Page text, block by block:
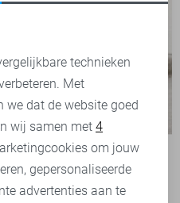
TQ Amsterdam Blazer
119,99
technieken
Met
we dat de website goed
wij samen met 4
om jouw
gepersonaliseerde
advertenties aan te